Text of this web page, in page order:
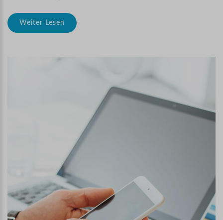
Weiter Lesen